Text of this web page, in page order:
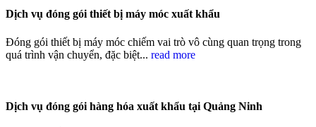
Dịch vụ đóng gói thiết bị máy móc xuất khẩu
Đóng gói thiết bị máy móc chiếm vai trò vô cùng quan trọng trong
quá trình vận chuyển, đặc biệt... read more
Dịch vụ đóng gói hàng hóa xuất khẩu tại Quảng Ninh